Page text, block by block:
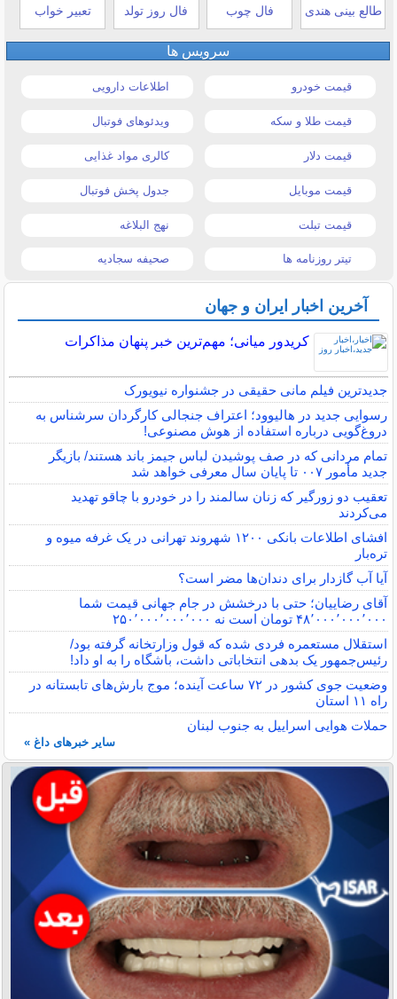
طالع بینی هندی فال چوب فال روز تولد تعبیر خواب
سرویس ها
قیمت خودرو اطلاعات دارویی
قیمت طلا و سکه ویدئوهای فوتبال
قیمت دلار کالری مواد غذایی
قیمت موبایل جدول پخش فوتبال
قیمت تبلت نهج البلاغه
تیتر روزنامه ها صحیفه سجادیه
آخرین اخبار ایران و جهان
کریدور میانی؛ مهم‌ترین خبر پنهان مذاکرات
جدیدترین فیلم مانی حقیقی در جشنواره نیویورک
رسوایی جدید در هالیوود؛ اعتراف جنجالی کارگردان سرشناس به
دروغ‌گویی درباره استفاده از هوش مصنوعی!
تمام مردانی که در صف پوشیدن لباس جیمز باند هستند/ بازیگر
جدید مأمور ۰۰۷ تا پایان سال معرفی خواهد شد
تعقیب دو زورگیر که زنان سالمند را در خودرو با چاقو تهدید
می‌کردند
افشای اطلاعات بانکی ۱۲۰۰ شهروند تهرانی در یک غرفه میوه و
تره‌بار
آیا آب گازدار برای دندان‌ها مضر است؟
آقای رضاییان؛ حتی با درخشش در جام جهانی قیمت شما
۴۸٬۰۰۰٬۰۰۰٬۰۰۰ تومان است نه ۲۵۰٬۰۰۰٬۰۰۰٬۰۰۰
استقلال مستعمره فردی شده که قول وزارتخانه گرفته بود/
رئیس‌جمهور یک بدهی انتخاباتی داشت، باشگاه را به او داد!
وضعیت جوی کشور در ۷۲ ساعت آینده؛ موج بارش‌های تابستانه در
راه ۱۱ استان
حملات هوایی اسراییل به جنوب لبنان
سایر خبرهای داغ »